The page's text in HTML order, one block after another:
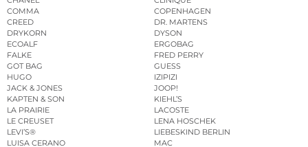
COMMA
COPENHAGEN
CREED
DR. MARTENS
DRYKORN
DYSON
ECOALF
ERGOBAG
FALKE
FRED PERRY
GOT BAG
GUESS
HUGO
IZIPIZI
JACK & JONES
JOOP!
KAPTEN & SON
KIEHL’S
LA PRAIRIE
LACOSTE
LE CREUSET
LENA HOSCHEK
LEVI’S®
LIEBESKIND BERLIN
LUISA CERANO
MAC